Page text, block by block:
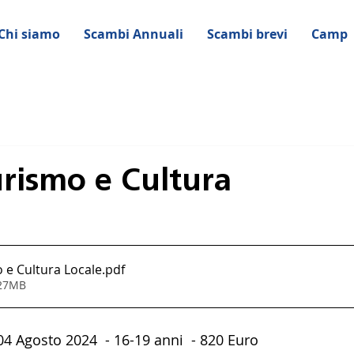
siamo Scambi Annuali Scambi brevi Camp
e Cultura
e Cultura Locale.pdf
Agosto 2024  - 16-19 anni  - 820 Euro